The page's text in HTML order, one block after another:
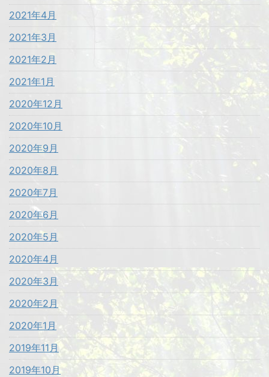
2021年4月
2021年3月
2021年2月
2021年1月
2020年12月
2020年10月
2020年9月
2020年8月
2020年7月
2020年6月
2020年5月
2020年4月
2020年3月
2020年2月
2020年1月
2019年11月
2019年10月